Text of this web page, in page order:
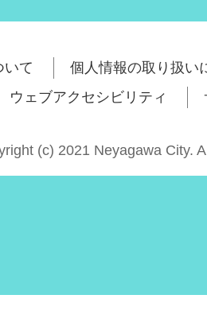
いて
個人情報の取り扱い
ウェブアクセシビリティ
(c) 2021 Neyagawa City.